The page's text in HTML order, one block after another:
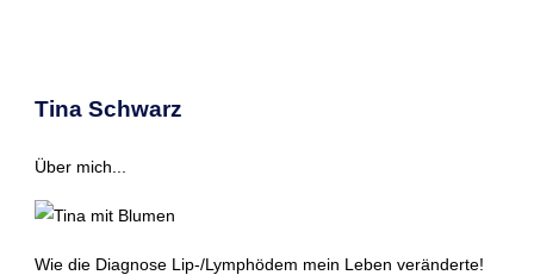
Tina Schwarz
Über mich...
Wie die Diagnose Lip-/Lymphödem mein Leben veränderte!